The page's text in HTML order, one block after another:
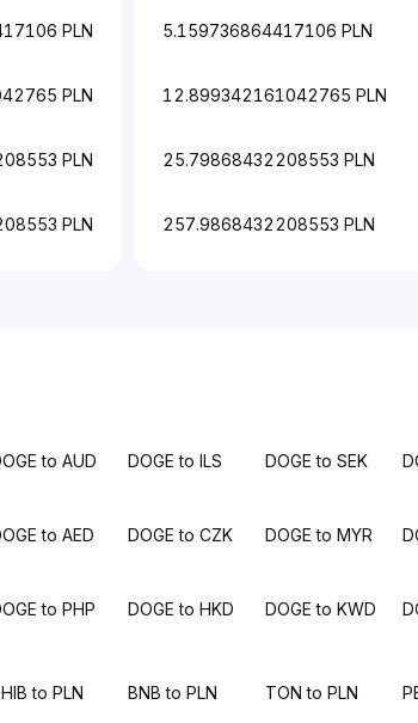
PLN
PLN
PLN
PLN
5.159736864417106 PLN
12.899342161042765 PLN
25.79868432208553 PLN
257.9868432208553 PLN
to AUD DOGE to ILS DOGE to SEK
to AED DOGE to CZK DOGE to MYR
to PHP DOGE to HKD DOGE to KWD
to PLN BNB to PLN TON to PLN